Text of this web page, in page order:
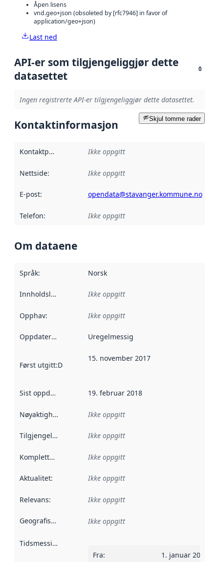
Åpen lisens
vnd.geo+json (obsoleted by [rfc7946] in favor of
application/geo+json)
Last ned
API-er som tilgjengeliggjør dette
datasettet
0
Ingen registrerte API-er tilgjengeliggjør dette datasettet.
Skjul tomme rader
Kontaktinformasjon
Kontaktpunkt Ikke oppgitt
Nettside: Ikke oppgitt
E-post: opendata@stavanger.kommune.no
Telefon: Ikke oppgitt
Om dataene
Språk: Norsk
Innholdsleverandører :
Ikke oppgitt
Opphav: Ikke oppgitt
Oppdateringsfrekvens :
Uregelmessig
Først utgitt:Denne datoen sier når dataene i dette
15. november 2017
Sist oppdatert 19. februar 2018
Nøyaktighet Ikke oppgitt
Tilgjengelighet Ikke oppgitt
Kompletthet Ikke oppgitt
Aktualitet: Ikke oppgitt
Relevans: Ikke oppgitt
Geografisk avgrensning :
Ikke oppgitt
Tidsmessig avgrensning
Fra: 1. januar 2017